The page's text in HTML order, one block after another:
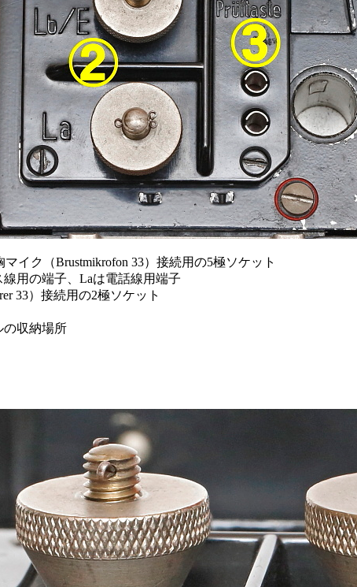
イク（Brustmikrofon 33）接続用の5極ソケット
用の端子、Laは電話線用端子
33）接続用の2極ソケット
の収納場所